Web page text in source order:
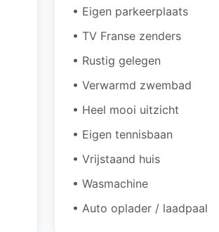
• Eigen parkeerplaats
• TV Franse zenders
• Rustig gelegen
• Verwarmd zwembad
• Heel mooi uitzicht
• Eigen tennisbaan
• Vrijstaand huis
• Wasmachine
• Auto oplader / laadpaal